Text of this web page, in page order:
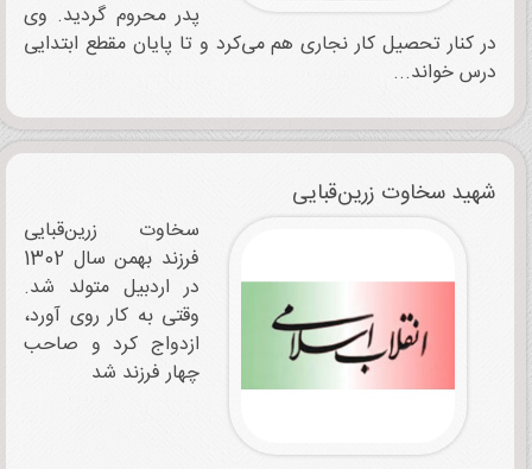
پدر محروم گردید. وی
در کنار تحصیل کار نجاری هم می‌کرد و تا پایان مقطع ابتدایی
درس‌ خواند...
شهید سخاوت زرین‌قبایی
سخاوت زرین‌قبایی
فرزند بهمن سال 1302
در اردبیل متولد شد.
وقتی به کار روی آورد،
ازدواج کرد و صاحب
چهار فرزند شد